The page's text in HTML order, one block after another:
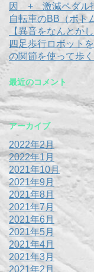
因 + 激減ペダル
自転車のBB（ボト
【異音をなんとかし
四足歩行ロボット
の関節を使って歩く
最近のコメント
アーカイブ
2022年2月
2022年1月
2021年10月
2021年9月
2021年8月
2021年7月
2021年6月
2021年5月
2021年4月
2021年3月
2021年2月